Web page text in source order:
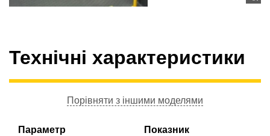
Технічні характеристики
Порівняти з іншими моделями
Параметр Показник